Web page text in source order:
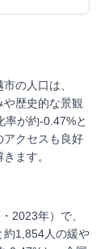
の人口は、
歴史的な景観
率が約-0.47%と
アクセスも良好
ます。
2023年）で、
約1,854人の緩や